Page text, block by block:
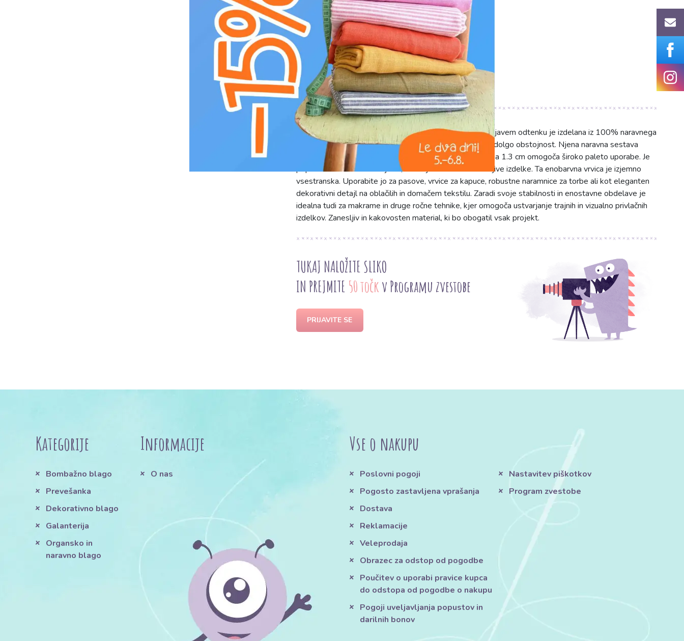
Sestava: 100%CO
Širina: 1.3 cm
Motiv: Enobarvno
Barva: Rjava
Bombažna ploščata vrvica 13 mm v elegantnem mocha rjavem odtenku je izdelana iz 100% naravnega
bombaža, kar zagotavlja izjemno mehak otip, zračnost in dolgo obstojnost. Njena naravna sestava
poudarja kakovost in prijaznost do kože, medtem ko širina 1.3 cm omogoča široko paleto uporabe. Je
popoln material za ustvarjalce, ki cenijo naravne in vzdržljive izdelke. Ta enobarvna vrvica je izjemno
vsestranska. Uporabite jo za pasove, vrvice za kapuce, robustne naramnice za torbe ali kot eleganten
dekorativni detajl na oblačilih in domačem tekstilu. Zaradi svoje stabilnosti in enostavne obdelave je
idealna tudi za makrame in druge ročne tehnike, kjer omogoča ustvarjanje trajnih in vizualno privlačnih
izdelkov. Zanesljiv in kakovosten material, ki bo obogatil vsak projekt.
TUKAJ NALOŽITE SLIKO
IN PREJMITE 50 točkv Programu zvestobe
PRIJAVITE SE
Kategorije
Bombažno blago
Prevešanka
Dekorativno blago
Galanterija
Organsko in
naravno blago
Informacije
O nas
Vse o nakupu
Poslovni pogoji
Pogosto zastavljena vprašanja
Dostava
Reklamacije
Veleprodaja
Obrazec za odstop od pogodbe
Poučitev o uporabi pravice kupca
do odstopa od pogodbe o nakupu
Pogoji uveljavljanja popustov in
darilnih bonov
Nastavitev piškotkov
Program zvestobe